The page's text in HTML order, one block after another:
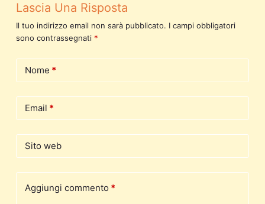
Lascia Una Risposta
Il tuo indirizzo email non sarà pubblicato. I campi obbligatori
sono contrassegnati *
Nome *
Email *
Sito web
Aggiungi commento *